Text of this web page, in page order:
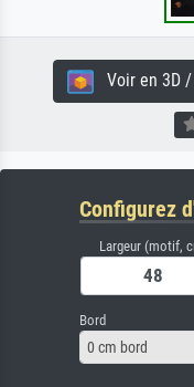
Voir en 3D /
Configurez
Largeur (motif,
Bord
0 cm bord